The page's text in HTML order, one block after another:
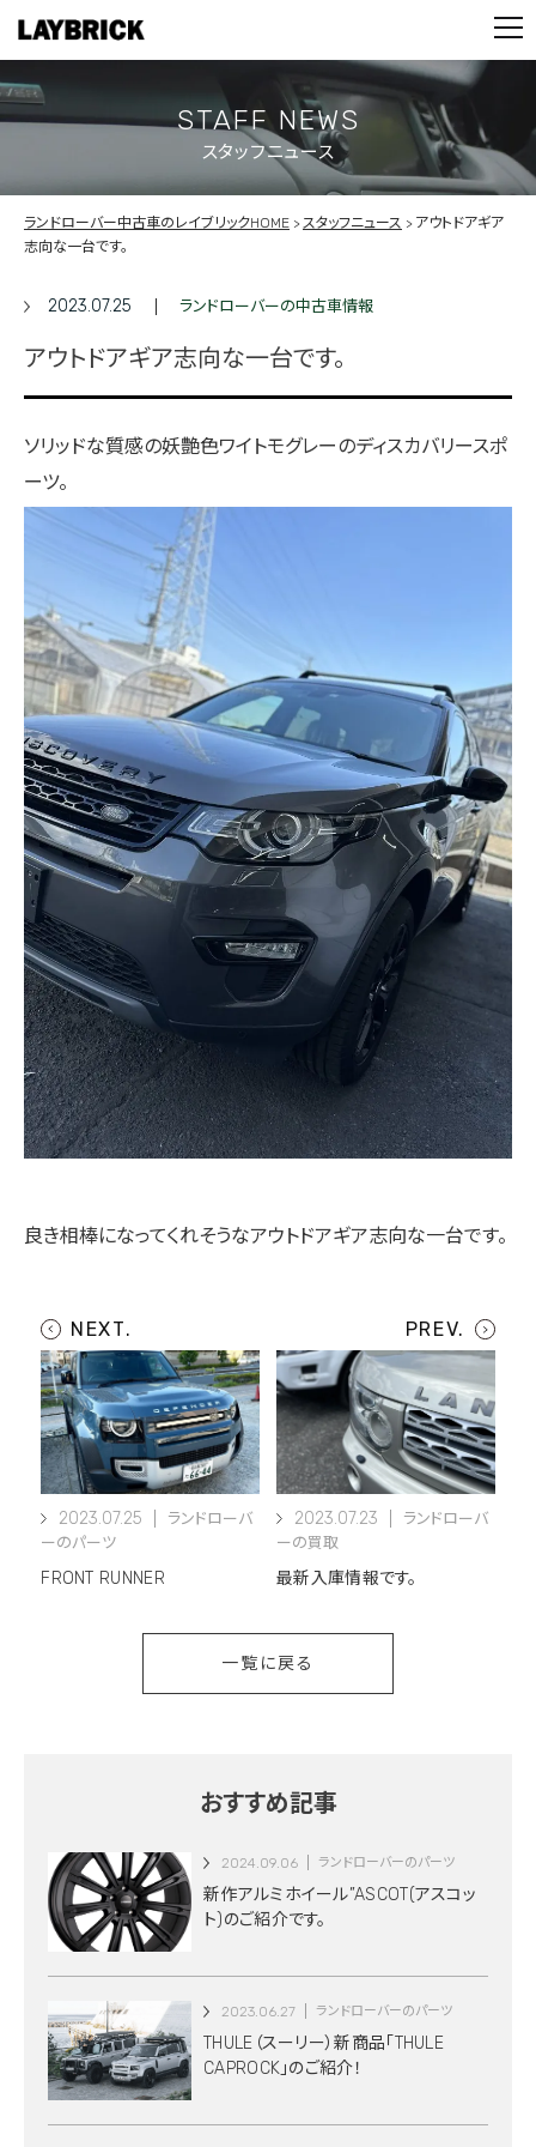
PARTS
CONTACT
PRIVACY POLICY
STAFF NEWS
スタッフニュース
ランドローバー中古車のレイブリックHOME スタッフニュース
アウトドアギア
志向な一台です。
2023.07.25 ランドローバーの中古車情報
アウトドアギア志向な一台です。
ソリッドな質感の妖艶色ワイトモグレーのディスカバリースポ
ーツ。
良き相棒になってくれそうなアウトドアギア志向な一台です。
2023.07.25
ランドローバ
ーのパーツ
FRONT RUNNER
2023.07.23
ランドローバ
ーの買取
最新入庫情報です。
一覧に戻る
おすすめ記事
2024.09.06 ランドローバーのパーツ
新作アルミホイール”ASCOT(アスコッ
ト)のご紹介です。
2023.06.27 ランドローバーのパーツ
THULE（スーリー）新商品「THULE
CAPROCK」のご紹介！